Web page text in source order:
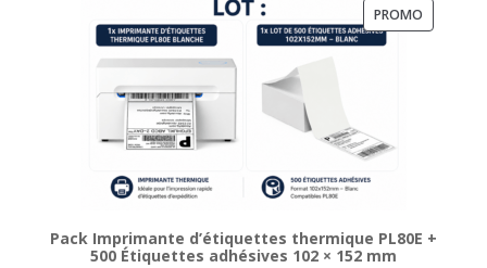
PROMO
Pack Imprimante d’étiquettes thermique PL80E +
500 Étiquettes adhésives 102 × 152 mm